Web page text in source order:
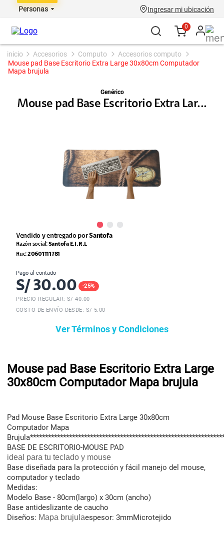
Personas Ingresar mi ubicación
0
accesorios computo
accesorios computo
Mouse pad Base Escritorio Extra Large 30x80cm Computador
Mapa brujula
Genérico
Mouse pad Base Escritorio Extra Lar...
Vendido y entregado porSantofa
Razón social:Santofa E.I.R.L
Ruc:20601111781
Pago al contado
S/ 30.00 -25%
PRECIO REGULAR: S/40.00
COSTO DE ENVÍO DESDE: S/ 5.00
Ver Términos y Condiciones
Mouse pad Base Escritorio Extra Large
30x80cm Computador Mapa brujula
Pad Mouse Base Escritorio Extra Large 30x80cm
Computador Mapa
BASE DE ESCRITORIO-MOUSE PAD
ideal para tu teclado y mouse
Base diseñada para la protección y fácil manejo del mouse,
computador y teclado
Medidas:
Modelo Base - 80cm(largo) x 30cm (ancho)
Base antideslizante de caucho
Diseños: Mapa brujulaespesor: 3mmMicrotejido